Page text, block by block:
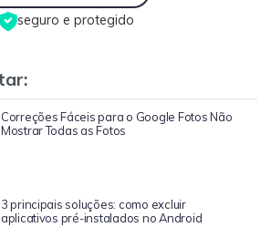
seguro e protegido
Correções Fáceis para o Google Fotos Não
Mostrar Todas as Fotos
3 principais soluções: como excluir
aplicativos pré-instalados no Android